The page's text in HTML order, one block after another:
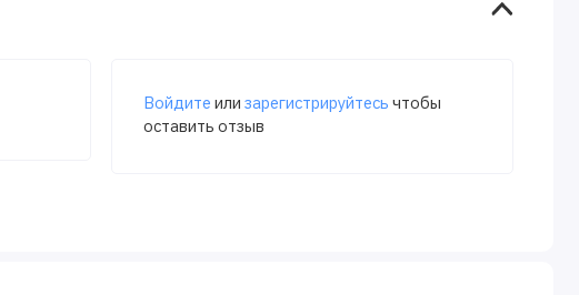
Войдите или зарегистрируйтесь чтобы
оставить отзыв